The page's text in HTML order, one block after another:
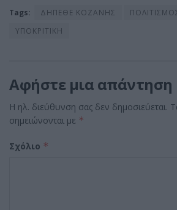
Tags: ΔΗΠΕΘΕ ΚΟΖΑΝΗΣ
ΥΠΟΚΡΙΤΙΚΗ
Αφήστε μια απάντηση
Η ηλ. διεύθυνση σας δεν δημοσιεύεται.
σημειώνονται με *
Σχόλιο *